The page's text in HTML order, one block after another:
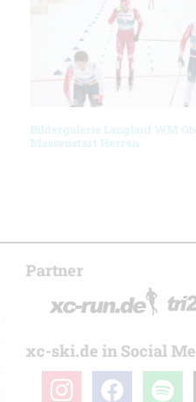
Bildergalerie Langlauf WM
Massenstart Herren
Partner
xc-ski.de in Social
instagramfacebookspotify